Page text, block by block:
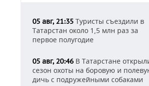
05 авг, 21:35 Туристы съездили в
Татарстан около 1,5 млн раз за
первое полугодие
05 авг, 20:46 В Татарстане
сезон охоты на боровую и
дичь с подружейными собаками